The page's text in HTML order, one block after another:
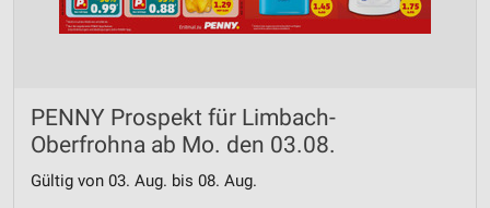
PENNY Prospekt für Limbach-
Oberfrohna ab Mo. den 03.08.
Gültig von 03. Aug. bis 08. Aug.